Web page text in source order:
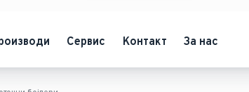
Сервис Контакт За нас